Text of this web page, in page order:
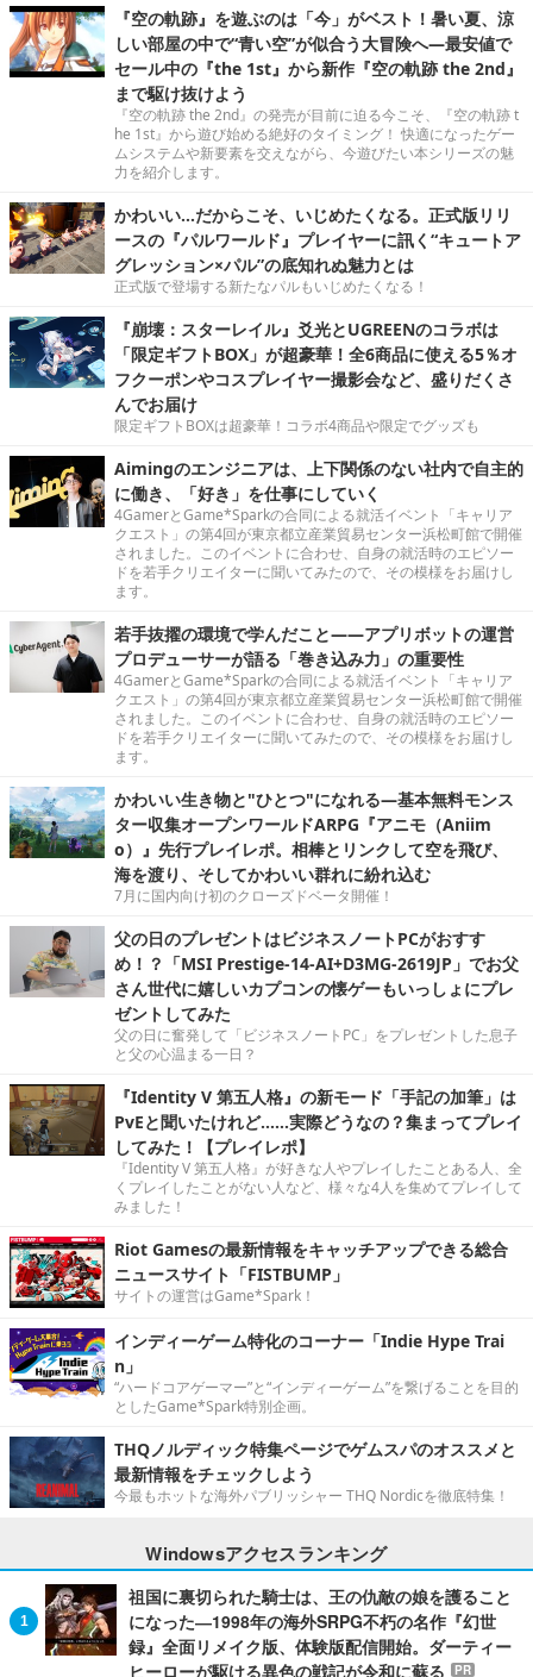
『空の軌跡』を遊ぶのは「今」がベスト！暑い夏、涼
しい部屋の中で“青い空”が似合う大冒険へ―最安値で
セール中の『the 1st』から新作『空の軌跡 the 2nd』
まで駆け抜けよう
『空の軌跡 the 2nd』の発売が目前に迫る今こそ、『空の軌跡 t
he 1st』から遊び始める絶好のタイミング！ 快適になったゲー
ムシステムや新要素を交えながら、今遊びたい本シリーズの魅
力を紹介します。
かわいい…だからこそ、いじめたくなる。正式版リリ
ースの『パルワールド』プレイヤーに訊く“キュートア
グレッション×パル”の底知れぬ魅力とは
正式版で登場する新たなパルもいじめたくなる！
『崩壊：スターレイル』爻光とUGREENのコラボは
「限定ギフトBOX」が超豪華！全6商品に使える5％オ
フクーポンやコスプレイヤー撮影会など、盛りだくさ
んでお届け
限定ギフトBOXは超豪華！コラボ4商品や限定でグッズも
Aimingのエンジニアは、上下関係のない社内で自主的
に働き、「好き」を仕事にしていく
4GamerとGame*Sparkの合同による就活イベント「キャリア
クエスト」の第4回が東京都立産業貿易センター浜松町館で開催
されました。このイベントに合わせ、自身の就活時のエピソー
ドを若手クリエイターに聞いてみたので、その模様をお届けし
ます。
若手抜擢の環境で学んだこと――アプリボットの運営
プロデューサーが語る「巻き込み力」の重要性
4GamerとGame*Sparkの合同による就活イベント「キャリア
クエスト」の第4回が東京都立産業貿易センター浜松町館で開催
されました。このイベントに合わせ、自身の就活時のエピソー
ドを若手クリエイターに聞いてみたので、その模様をお届けし
ます。
かわいい生き物と"ひとつ"になれる―基本無料モンス
ター収集オープンワールドARPG『アニモ（Aniim
o）』先行プレイレポ。相棒とリンクして空を飛び、
海を渡り、そしてかわいい群れに紛れ込む
7月に国内向け初のクローズドベータ開催！
父の日のプレゼントはビジネスノートPCがおすす
め！？「MSI Prestige-14-AI+D3MG-2619JP」でお父
さん世代に嬉しいカプコンの懐ゲーもいっしょにプレ
ゼントしてみた
父の日に奮発して「ビジネスノートPC」をプレゼントした息子
と父の心温まる一日？
『Identity V 第五人格』の新モード「手記の加筆」は
PvEと聞いたけれど……実際どうなの？集まってプレイ
してみた！【プレイレポ】
『Identity V 第五人格』が好きな人やプレイしたことある人、全
くプレイしたことがない人など、様々な4人を集めてプレイして
みました！
Riot Gamesの最新情報をキャッチアップできる総合
ニュースサイト「FISTBUMP」
サイトの運営はGame*Spark！
インディーゲーム特化のコーナー「Indie Hype Trai
n」
“ハードコアゲーマー”と“インディーゲーム”を繋げることを目的
としたGame*Spark特別企画。
THQノルディック特集ページでゲムスパのオススメと
最新情報をチェックしよう
今最もホットな海外パブリッシャー THQ Nordicを徹底特集！
Windowsアクセスランキング
祖国に裏切られた騎士は、王の仇敵の娘を護ること
になった―1998年の海外SRPG不朽の名作『幻世
録』全面リメイク版、体験版配信開始。ダーティー
ヒーローが駆ける異色の戦記が令和に蘇る
PR